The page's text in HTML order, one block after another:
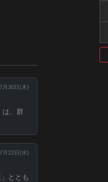
月30日(木)
は、群
月22日(水)
ととも